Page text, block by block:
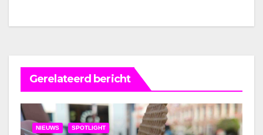
Gerelateerd bericht
NIEUWS SPOTLIGHT